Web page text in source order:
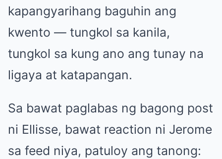
kapangyarihang baguhin ang
kwento — tungkol sa kanila,
tungkol sa kung ano ang tunay na
ligaya at katapangan.
Sa bawat paglabas ng bagong post
ni Ellisse, bawat reaction ni Jerome
sa feed niya, patuloy ang tanong: